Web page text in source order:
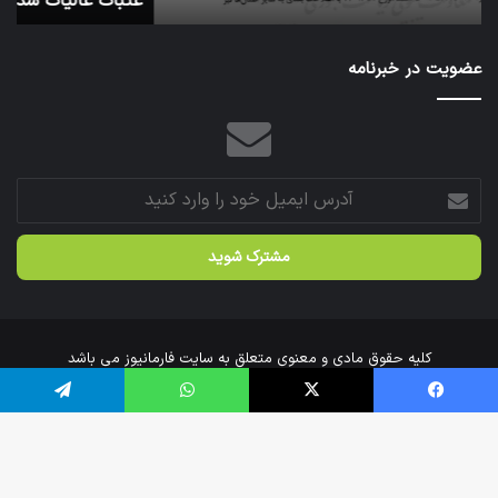
عازم
عالیات
شد.
عضویت در خبرنامه
آدرس
ایمیل
خود
وارد
کلیه حقوق مادی و معنوی متعلق به سایت فارمانیوز می باشد
خانه
ارتباط با ما
فیس بوک X واتس آپ تلگرام